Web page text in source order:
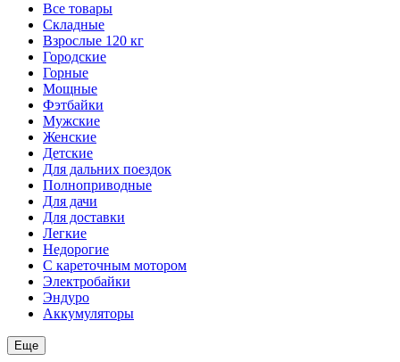
Все товары
Складные
Взрослые 120 кг
Городские
Горные
Мощные
Фэтбайки
Мужские
Женские
Детские
Для дальних поездок
Полноприводные
Для дачи
Для доставки
Легкие
Недорогие
С кареточным мотором
Электробайки
Эндуро
Аккумуляторы
Еще